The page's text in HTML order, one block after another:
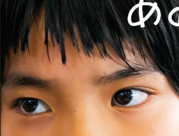
おすすめ
アート
イベント・祭り
グルメ・酒
サイクリング
モデルコース一覧
Dive! Hiroshima 公
広島もしもトラベル
あたらしい非日常
広島市周辺
スポット・体験
スポット・体験一覧
広島市周辺
安芸
イベント
旬情報
お役立ち情報